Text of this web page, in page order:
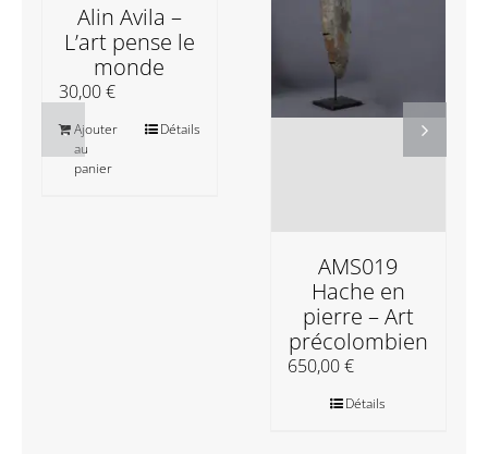
Alin Avila –
L’art pense le
monde
30,00€
Ajouter
au
panier
Détails
AMS019
Hache en
pierre – Art
précolombien
650,00€
Détails